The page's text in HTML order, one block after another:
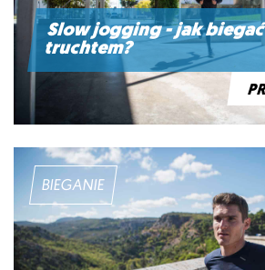
Slow jogging - jak
truchtem?
BIEGANIE